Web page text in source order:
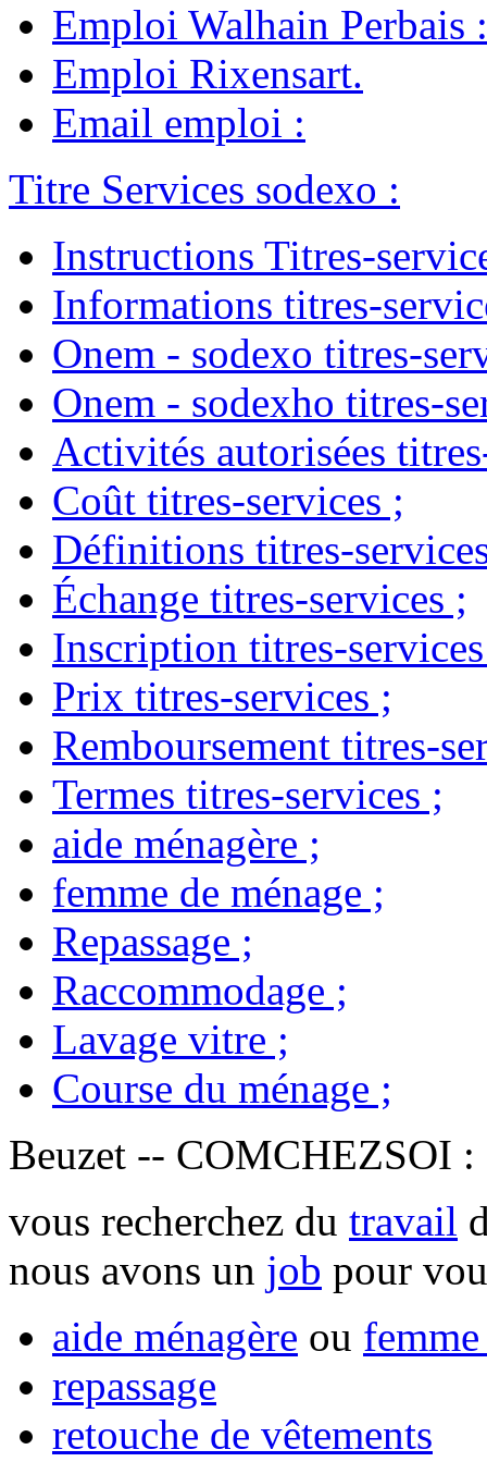
Emploi Walhain Perbais :
Emploi Rixensart.
Email emploi :
Titre Services sodexo :
Instructions Titres-
Informations titres-
Onem - sodexo titres-
Onem - sodexho titres-
Activités autorisées
Coût titres-services ;
Définitions titres-
Échange titres-services ;
Inscription titres-services
Prix titres-services ;
Remboursement titres-
Termes titres-services ;
aide ménagère ;
femme de ménage ;
Repassage ;
Raccommodage ;
Lavage vitre ;
Course du ménage ;
Beuzet -- COMCHEZSOI
vous recherchez du travail
nous avons un job pour
aide ménagère ou
repassage
retouche de vêtements